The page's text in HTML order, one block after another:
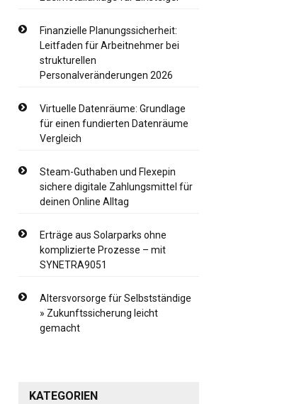
Finanzielle Planungssicherheit:
Leitfaden für Arbeitnehmer bei
strukturellen
Personalveränderungen 2026
Virtuelle Datenräume: Grundlage
für einen fundierten Datenräume
Vergleich
Steam-Guthaben und Flexepin
sichere digitale Zahlungsmittel für
deinen Online Alltag
Erträge aus Solarparks ohne
komplizierte Prozesse – mit
SYNETRA9051
Altersvorsorge für Selbstständige
» Zukunftssicherung leicht
gemacht
KATEGORIEN